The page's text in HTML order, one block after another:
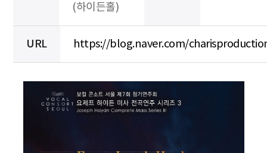
(하이든홀)
URL https://blog.naver.com/